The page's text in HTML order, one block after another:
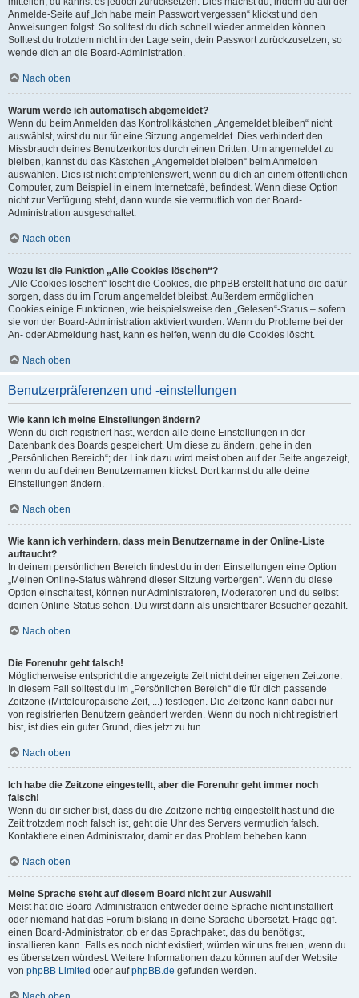
Anmelde-Seite auf „Ich habe mein Passwort vergessen“ klickst und den
Anweisungen folgst. So solltest du dich schnell wieder anmelden können.
Solltest du trotzdem nicht in der Lage sein, dein Passwort zurückzusetzen, so
wende dich an die Board-Administration.
Nach oben
Warum werde ich automatisch abgemeldet?
Wenn du beim Anmelden das Kontrollkästchen „Angemeldet bleiben“ nicht
auswählst, wirst du nur für eine Sitzung angemeldet. Dies verhindert den
Missbrauch deines Benutzerkontos durch einen Dritten. Um angemeldet zu
bleiben, kannst du das Kästchen „Angemeldet bleiben“ beim Anmelden
auswählen. Dies ist nicht empfehlenswert, wenn du dich an einem öffentlichen
Computer, zum Beispiel in einem Internetcafé, befindest. Wenn diese Option
nicht zur Verfügung steht, dann wurde sie vermutlich von der Board-
Administration ausgeschaltet.
Nach oben
Wozu ist die Funktion „Alle Cookies löschen“?
„Alle Cookies löschen“ löscht die Cookies, die phpBB erstellt hat und die dafür
sorgen, dass du im Forum angemeldet bleibst. Außerdem ermöglichen
Cookies einige Funktionen, wie beispielsweise den „Gelesen“-Status – sofern
sie von der Board-Administration aktiviert wurden. Wenn du Probleme bei der
An- oder Abmeldung hast, kann es helfen, wenn du die Cookies löscht.
Nach oben
Benutzerpräferenzen und -einstellungen
Wie kann ich meine Einstellungen ändern?
Wenn du dich registriert hast, werden alle deine Einstellungen in der
Datenbank des Boards gespeichert. Um diese zu ändern, gehe in den
„Persönlichen Bereich“; der Link dazu wird meist oben auf der Seite angezeigt,
wenn du auf deinen Benutzernamen klickst. Dort kannst du alle deine
Einstellungen ändern.
Nach oben
Wie kann ich verhindern, dass mein Benutzername in der Online-Liste
auftaucht?
In deinem persönlichen Bereich findest du in den Einstellungen eine Option
„Meinen Online-Status während dieser Sitzung verbergen“. Wenn du diese
Option einschaltest, können nur Administratoren, Moderatoren und du selbst
deinen Online-Status sehen. Du wirst dann als unsichtbarer Besucher gezählt.
Nach oben
Die Forenuhr geht falsch!
Möglicherweise entspricht die angezeigte Zeit nicht deiner eigenen Zeitzone.
In diesem Fall solltest du im „Persönlichen Bereich“ die für dich passende
Zeitzone (Mitteleuropäische Zeit, ...) festlegen. Die Zeitzone kann dabei nur
von registrierten Benutzern geändert werden. Wenn du noch nicht registriert
bist, ist dies ein guter Grund, dies jetzt zu tun.
Nach oben
Ich habe die Zeitzone eingestellt, aber die Forenuhr geht immer noch
falsch!
Wenn du dir sicher bist, dass du die Zeitzone richtig eingestellt hast und die
Zeit trotzdem noch falsch ist, geht die Uhr des Servers vermutlich falsch.
Kontaktiere einen Administrator, damit er das Problem beheben kann.
Nach oben
Meine Sprache steht auf diesem Board nicht zur Auswahl!
Meist hat die Board-Administration entweder deine Sprache nicht installiert
oder niemand hat das Forum bislang in deine Sprache übersetzt. Frage ggf.
einen Board-Administrator, ob er das Sprachpaket, das du benötigst,
installieren kann. Falls es noch nicht existiert, würden wir uns freuen, wenn du
es übersetzen würdest. Weitere Informationen dazu können auf der Website
von phpBB Limited oder aufphpBB.de gefunden werden.